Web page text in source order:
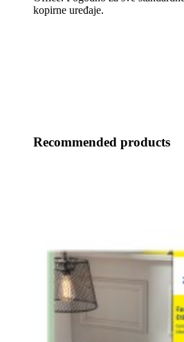
kopirne uređaje.
Recommended products